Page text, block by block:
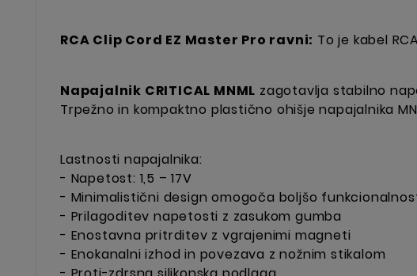
RCA Clip Cord EZ Master Pro ravni: To je kabel
Napajalnik CRITICAL MNML zagotavlja stabilno
Trpežno in kompaktno plastično ohišje napajalnika
Lastnosti napajalnika:
- Napetost: 1,5 – 17V
- Minimalistični design omogoča boljšo
- Prilagoditev napetosti z zasukom gumba
- Enostavna pritrditev z vgrajenimi magneti
- Enokanalni izhod in povezava z nožnim stikalom